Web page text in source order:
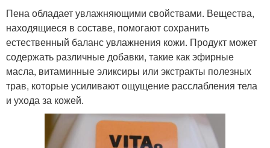
Пена обладает увлажняющими свойствами. Вещества,
находящиеся в составе, помогают сохранить
естественный баланс увлажнения кожи. Продукт может
содержать различные добавки, такие как эфирные
масла, витаминные эликсиры или экстракты полезных
трав, которые усиливают ощущение расслабления тела
и ухода за кожей.